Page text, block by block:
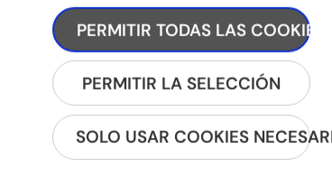
PERMITIR TODAS LAS COOKIES
PERMITIR LA SELECCIÓN
SOLO USAR COOKIES